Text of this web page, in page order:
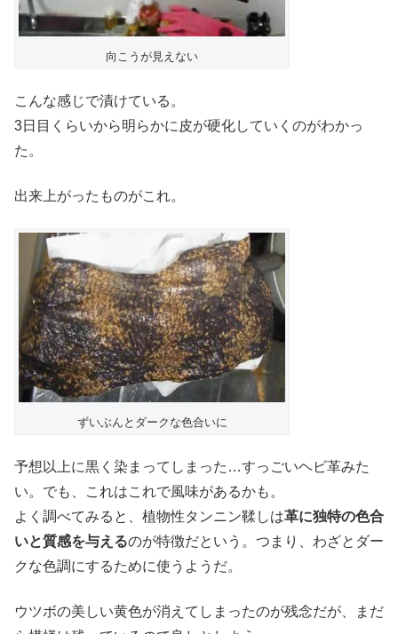
向こうが見えない
こんな感じで漬けている。
3日目くらいから明らかに皮が硬化していくのがわかっ
た。
出来上がったものがこれ。
ずいぶんとダークな色合いに
予想以上に黒く染まってしまった…すっごいヘビ革みた
い。でも、これはこれで風味があるかも。
よく調べてみると、植物性タンニン鞣しは革に独特の色合
いと質感を与えるのが特徴だという。つまり、わざとダー
クな色調にするために使うようだ。
ウツボの美しい黄色が消えてしまったのが残念だが、まだ